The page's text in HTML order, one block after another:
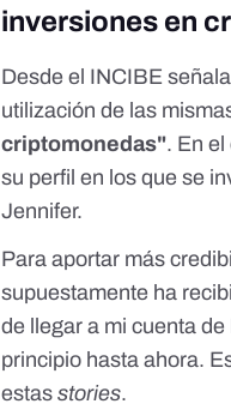
inversiones en
Desde el INCIBE
utilización de las
criptomonedas". En
su perfil en los que se
Jennifer.
Para aportar más
supuestamente ha
de llegar a mi cuenta
principio hasta ahora.
estasstories.